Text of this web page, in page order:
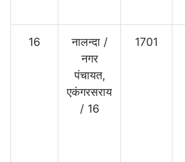
16 नालन्दा/
नगर
पंचायत,
एकंगरसराय
/ 16
1701